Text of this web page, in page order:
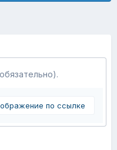
по ссылке